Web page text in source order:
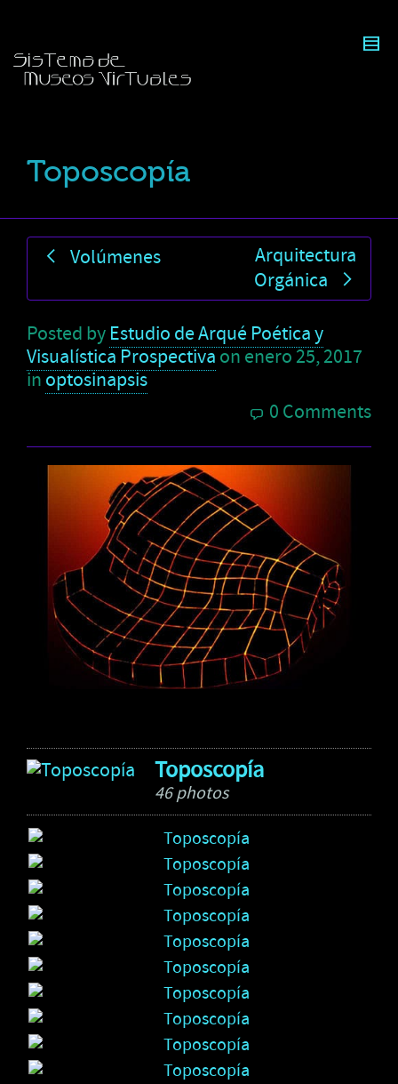
Toposcopía
Volúmenes
Arquitectura
Orgánica
Posted by Estudio de Arqué Poética y
Visualística Prospectiva on enero 25, 2017
in optosinapsis
0 Comments
Toposcopía
46 photos